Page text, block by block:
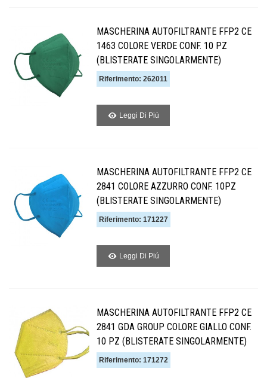
MASCHERINA AUTOFILTRANTE FFP2 CE
1463 COLORE VERDE CONF. 10 PZ
(BLISTERATE SINGOLARMENTE)
Riferimento: 262011
Leggi Di Piú
MASCHERINA AUTOFILTRANTE FFP2 CE
2841 COLORE AZZURRO CONF. 10PZ
(BLISTERATE SINGOLARMENTE)
Riferimento: 171227
Leggi Di Piú
MASCHERINA AUTOFILTRANTE FFP2 CE
2841 GDA GROUP COLORE GIALLO CONF.
10 PZ (BLISTERATE SINGOLARMENTE)
Riferimento: 171272